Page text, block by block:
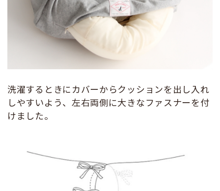
洗濯するときにカバーからクッションを出し入れ
しやすいよう、左右両側に大きなファスナーを付
けました。